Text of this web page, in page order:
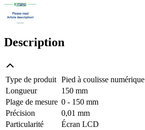
Description
Type de produit Pied à coulisse numérique
Longueur
150 mm
Plage de mesure 0 - 150 mm
Précision
0,01 mm
Particularité
Écran LCD